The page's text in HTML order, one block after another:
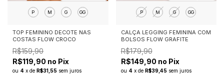
P M G GG
TOP FEMININO DECOTE NAS
COSTAS FLOW CROCO
R$159,90
R$119,90 no Pix
ou 4 x de R$31,55 sem juros
P M G GG
CALÇA LEGGING FEMININA COM
BOLSOS FLOW GRAFITE
R$179,90
R$149,90 no Pix
ou 4 x de R$39,45 sem juros